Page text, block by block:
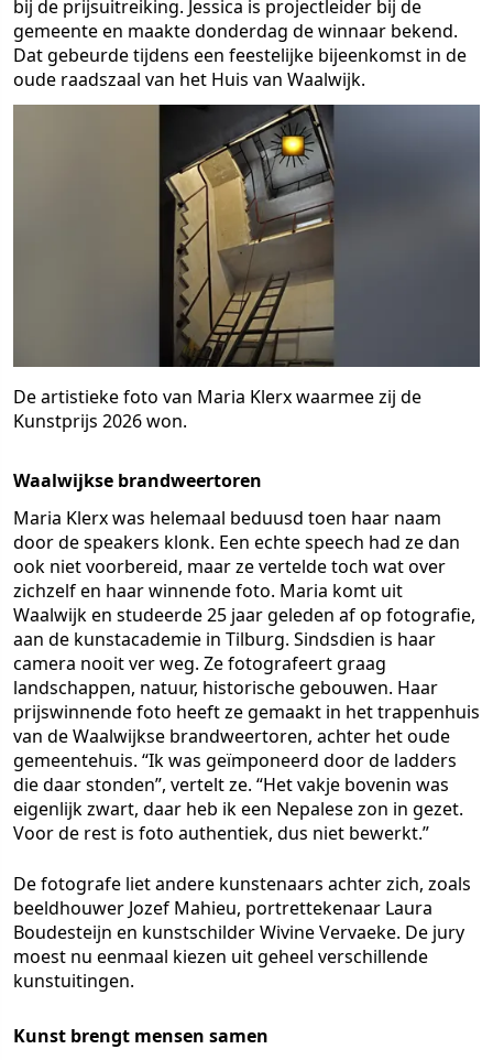
bij de prijsuitreiking. Jessica is projectleider bij de
gemeente en maakte donderdag de winnaar bekend.
Dat gebeurde tijdens een feestelijke bijeenkomst in de
oude raadszaal van het Huis van Waalwijk.
De artistieke foto van Maria Klerx waarmee zij de
Kunstprijs 2026 won.
Waalwijkse brandweertoren
Maria Klerx was helemaal beduusd toen haar naam
door de speakers klonk. Een echte speech had ze dan
ook niet voorbereid, maar ze vertelde toch wat over
zichzelf en haar winnende foto. Maria komt uit
Waalwijk en studeerde 25 jaar geleden af op fotografie,
aan de kunstacademie in Tilburg. Sindsdien is haar
camera nooit ver weg. Ze fotografeert graag
landschappen, natuur, historische gebouwen. Haar
prijswinnende foto heeft ze gemaakt in het trappenhuis
van de Waalwijkse brandweertoren, achter het oude
gemeentehuis. “Ik was geïmponeerd door de ladders
die daar stonden”, vertelt ze. “Het vakje bovenin was
eigenlijk zwart, daar heb ik een Nepalese zon in gezet.
Voor de rest is foto authentiek, dus niet bewerkt.”
De fotografe liet andere kunstenaars achter zich, zoals
beeldhouwer Jozef Mahieu, portrettekenaar Laura
Boudesteijn en kunstschilder Wivine Vervaeke. De jury
moest nu eenmaal kiezen uit geheel verschillende
kunstuitingen.
Kunst brengt mensen samen